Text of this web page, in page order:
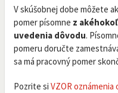
V skúšobnej dobe môžete
pomer písomne z
uvedenia dôvodu.
pomeru doručte
sa má pracovný pomer
Pozrite si VZOR